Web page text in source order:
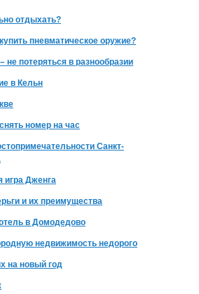
отдыхать?
пневматическое оружие?
не потеряться в разнообразии
в Кельн
номер на час
Санкт-
игра Дженга
и их преимущества
в Домодедово
недвижимость недорого
на новый год